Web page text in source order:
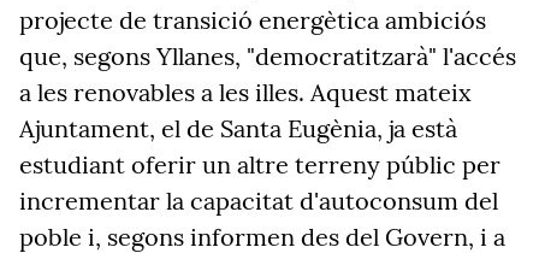
projecte de transició energètica ambiciós
que, segons Yllanes, "democratitzarà" l'accés
a les renovables a les illes. Aquest mateix
Ajuntament, el de Santa Eugènia, ja està
estudiant oferir un altre terreny públic per
incrementar la capacitat d'autoconsum del
poble i, segons informen des del Govern, i a